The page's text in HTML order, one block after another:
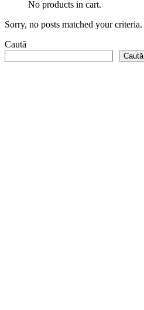
No products in cart.
Sorry, no posts matched your criteria.
Caută
Caută